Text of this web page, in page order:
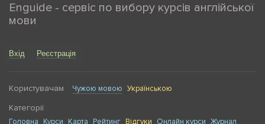
Enguide - сервіс по вибору курсів англійської
мови
Вхід Реєстрація
Користувачам Чужою мовою Українською
Категорії
Головна Курси Карта Рейтинг Відгуки Онлайн курси Журнал